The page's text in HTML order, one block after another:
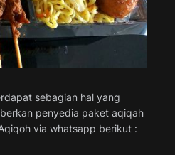
sebagian hal yang
penyedia paket aqiqah
via whatsapp berikut :